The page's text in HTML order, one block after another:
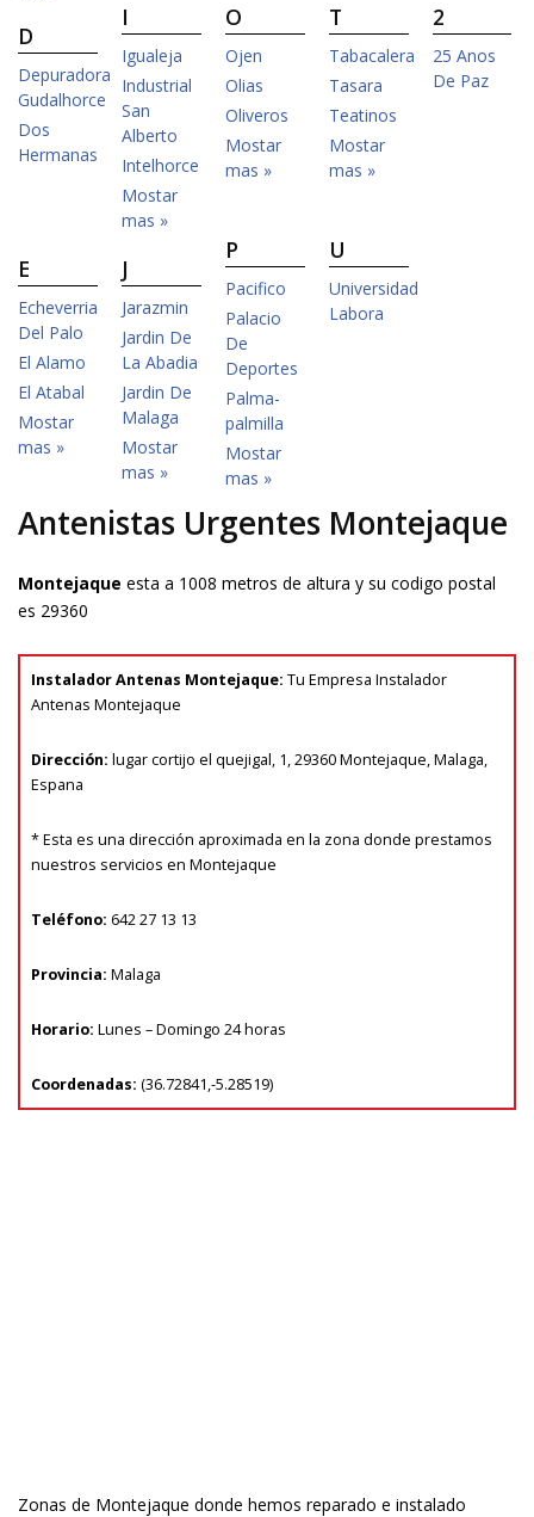
D
Depuradora
Gudalhorce
Dos
Hermanas
E
Echeverria
Del Palo
El Alamo
El Atabal
Mostar
mas »
I
Igualeja
Industrial
San
Alberto
Intelhorce
Mostar
mas »
J
Jarazmin
Jardin De
La Abadia
Jardin De
Malaga
Mostar
mas »
O
Ojen
Olias
Oliveros
Mostar
mas »
P
Pacifico
Palacio
De
Deportes
Palma-
palmilla
Mostar
mas »
T
Tabacalera
Tasara
Teatinos
Mostar
mas »
U
Universidad
Labora
2
25 Anos
De Paz
Antenistas Urgentes Montejaque
Montejaque esta a 1008 metros de altura y su codigo postal
es 29360
Instalador Antenas Montejaque: TuEmpresa Instalador
Antenas Montejaque
Dirección: lugar cortijo el quejigal, 1,29360 Montejaque,Malaga,
Espana
* Esta es una dirección aproximada en la zona donde prestamos
nuestros servicios en Montejaque
Teléfono: 642 27 13 13
Provincia: Malaga
Horario: Lunes – Domingo 24 horas
Coordenadas: (36.72841,-5.28519)
Zonas de Montejaque donde hemos reparado e instalado